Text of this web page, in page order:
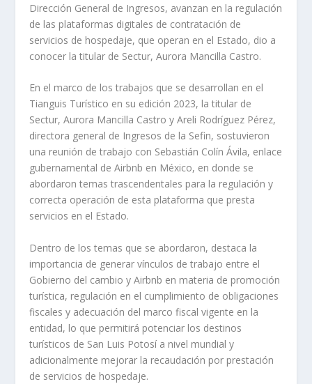
Dirección General de Ingresos, avanzan en la regulación
de las plataformas digitales de contratación de
servicios de hospedaje, que operan en el Estado, dio a
conocer la titular de Sectur, Aurora Mancilla Castro.
En el marco de los trabajos que se desarrollan en el
Tianguis Turístico en su edición 2023, la titular de
Sectur, Aurora Mancilla Castro y Areli Rodríguez Pérez,
directora general de Ingresos de la Sefin, sostuvieron
una reunión de trabajo con Sebastián Colín Ávila, enlace
gubernamental de Airbnb en México, en donde se
abordaron temas trascendentales para la regulación y
correcta operación de esta plataforma que presta
servicios en el Estado.
Dentro de los temas que se abordaron, destaca la
importancia de generar vínculos de trabajo entre el
Gobierno del cambio y Airbnb en materia de promoción
turística, regulación en el cumplimiento de obligaciones
fiscales y adecuación del marco fiscal vigente en la
entidad, lo que permitirá potenciar los destinos
turísticos de San Luis Potosí a nivel mundial y
adicionalmente mejorar la recaudación por prestación
de servicios de hospedaje.